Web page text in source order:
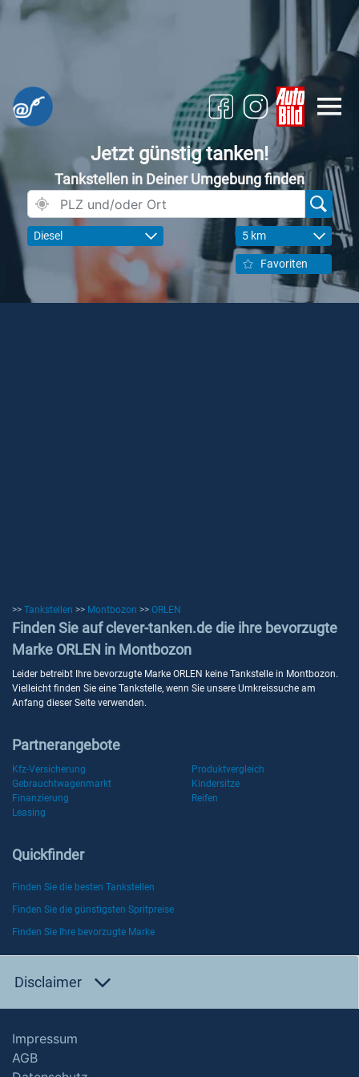
Jetzt günstig tanken!
Tankstellen in Deiner Umgebung finden
Diesel 5 km
Favoriten
>> Tankstellen >> Montbozon >> ORLEN
Finden Sie auf clever-tanken.de die ihre bevorzugte
Marke ORLEN in Montbozon
Leider betreibt Ihre bevorzugte Marke ORLEN keine Tankstelle in Montbozon.
Vielleicht finden Sie eine Tankstelle, wenn Sie unsere Umkreissuche am
Anfang dieser Seite verwenden.
Partnerangebote
Kfz-Versicherung
Produktvergleich
Gebrauchtwagenmarkt
Kindersitze
Finanzierung
Reifen
Leasing
Quickfinder
Finden Sie die besten Tankstellen
Finden Sie die günstigsten Spritpreise
Finden Sie Ihre bevorzugte Marke
Disclaimer
Impressum
AGB